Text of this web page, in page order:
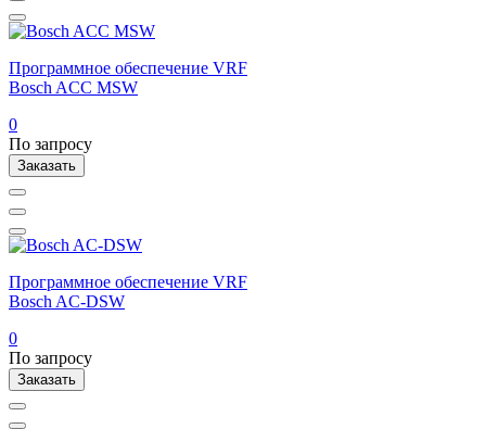
Программное обеспечение VRF
Bosch ACC MSW
0
По запросу
Заказать
Программное обеспечение VRF
Bosch AC-DSW
0
По запросу
Заказать